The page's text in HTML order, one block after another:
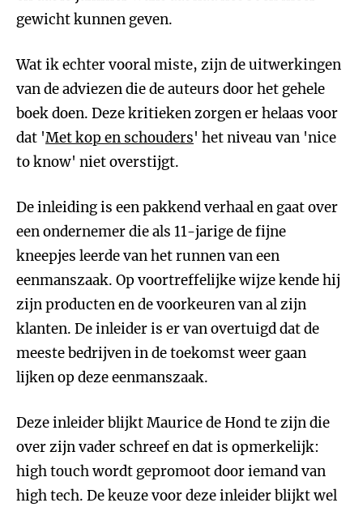
gewicht kunnen geven.
Wat ik echter vooral miste, zijn de uitwerkingen
van de adviezen die de auteurs door het gehele
boek doen. Deze kritieken zorgen er helaas voor
dat 'Met kop en schouders' het niveau van 'nice
to know' niet overstijgt.
De inleiding is een pakkend verhaal en gaat over
een ondernemer die als 11-jarige de fijne
kneepjes leerde van het runnen van een
eenmanszaak. Op voortreffelijke wijze kende hij
zijn producten en de voorkeuren van al zijn
klanten. De inleider is er van overtuigd dat de
meeste bedrijven in de toekomst weer gaan
lijken op deze eenmanszaak.
Deze inleider blijkt Maurice de Hond te zijn die
over zijn vader schreef en dat is opmerkelijk:
high touch wordt gepromoot door iemand van
high tech. De keuze voor deze inleider blijkt wel